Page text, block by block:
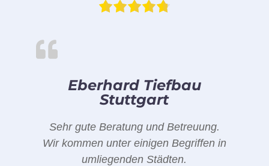
Eberhard Tiefbau
Stuttgart
Sehr gute Beratung und Betreuung.
Wir kommen unter einigen Begriffen in
umliegenden Städten.